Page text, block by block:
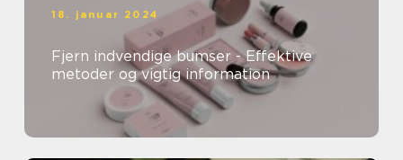
18. januar 2024
Fjern indvendige bumser - Effektive
metoder og vigtig information